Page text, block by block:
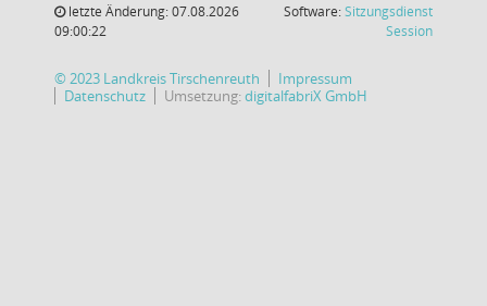
letzte Änderung: 07.08.2026
09:00:22
Software:Sitzungsdienst
Session(Wird in
© 2023 Landkreis Tirschenreuth
Impressum
Datenschutz
Umsetzung:digitalfabriX GmbH